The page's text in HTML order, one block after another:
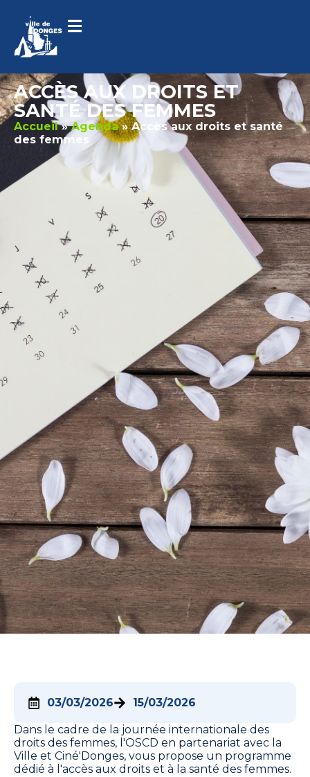
ACCÈS AUX DROITS ET
SANTÉ DES FEMMES
Accueil»Agenda»Accès aux droits et santé
des femmes
03/03/2026 15/03/2026
Dans le cadre de la journée internationale des
droits des femmes, l'OSCD en partenariat avec la
Ville et Ciné'Donges, vous propose un programme
dédié à l'accès aux droits et à la santé des femmes.